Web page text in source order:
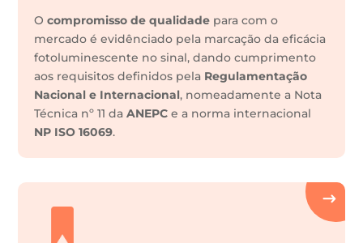
Ocompromisso de qualidade para com o
mercado é evidênciado pela marcação da eficácia
fotoluminescente no sinal, dando cumprimento
aos requisitos definidos pela Regulamentação
Nacional e Internacional, nomeadamente a Nota
Técnica nº 11 daANEPC e a norma internacional
NP ISO 16069.